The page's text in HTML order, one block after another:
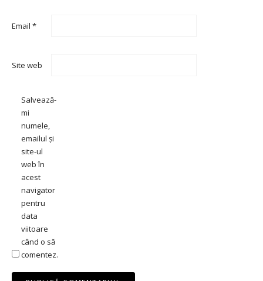
Email *
Site web
Salvează-
mi
numele,
emailul și
site-ul
web în
acest
navigator
pentru
data
viitoare
când o să
comentez.